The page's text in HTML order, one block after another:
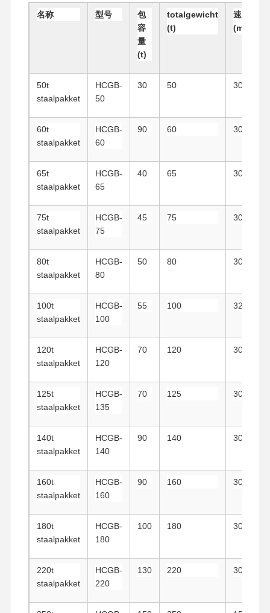
Videos
Role
Ons
Alle Gevallen Praatje Nu
Kroevenwielen
Kraanhoek
Eindwagen
Kraan-pulleyblok
Grepen
Motor- en remversnellingen
Vervoersmateriaal
Lifttoestellen
Aanhangsels voor kranen
名称 型号
包
容
量
(t)
totalgewicht
(t)
速度
(m/min)
50t
staalpakket
HCGB-
50
30 50 30
60t
staalpakket
HCGB-
60
90 60 30
65t
staalpakket
HCGB-
65
40 65 30
75t
staalpakket
HCGB-
75
45 75 30
80t
staalpakket
HCGB-
80
50 80 30
100t
staalpakket
HCGB-
100
55 100 32
120t
staalpakket
HCGB-
120
70 120 30
125t
staalpakket
HCGB-
135
70 125 30
140t
staalpakket
HCGB-
140
90 140 30
160t
staalpakket
HCGB-
160
90 160 30
180t
staalpakket
HCGB-
180
100 180 30
220t
staalpakket
HCGB-
220
130 220 30